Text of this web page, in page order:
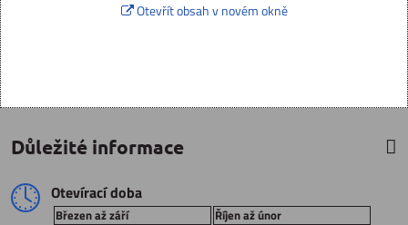
Otevřít obsah v novém okně
Důležité informace
Otevírací doba
Březen až září
Říjen až únor